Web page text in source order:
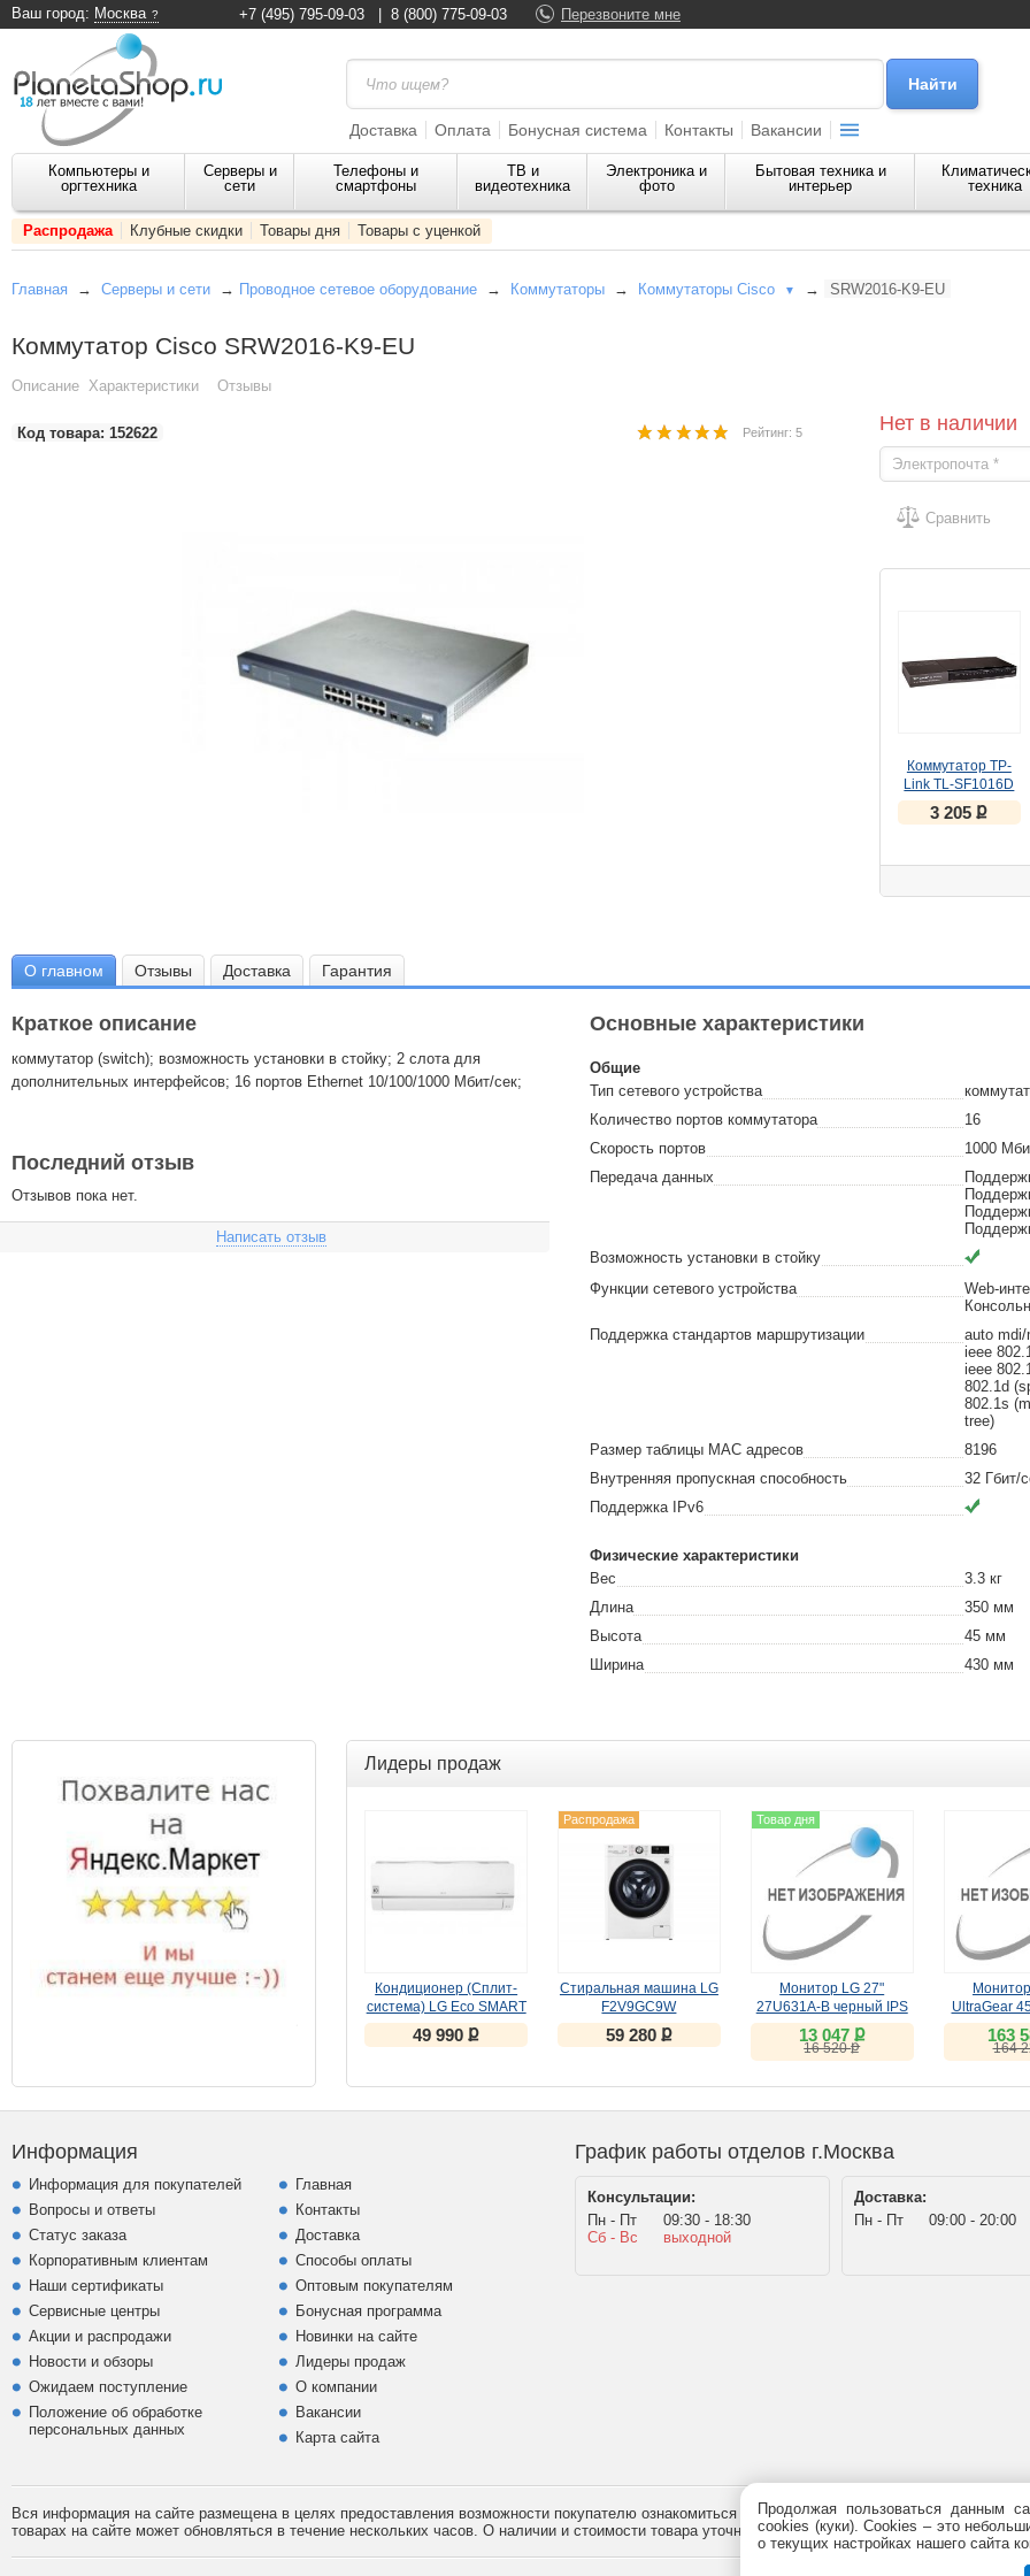
Ваш город: Москва +7 (495) 795-09-03 8 (800) 775-09-03 Перезвоните мне
Доставка Оплата Бонусная система Контакты Вакансии
Компьютеры и
оргтехника
Серверы и
сети
Телефоны и
смартфоны
ТВ и
видеотехника
Электроника и
фото
Бытовая техника и
интерьер
техника
Распродажа Клубные скидки Товары дня Товары с уценкой
Главная → Серверы и сети → Проводное сетевое оборудование → Коммутаторы → Коммутаторы Cisco ▼ → SRW2016-K9-EU
Коммутатор Cisco SRW2016-K9-EU
Описание Характеристики Отзывы
Код товара: 152622 Рейтинг: 5 Нет в наличии
Сравнить
Коммутатор TP-
Link TL-SF1016D
3 205ք
О главном Отзывы Доставка Гарантия
Краткое описание
коммутатор (switch); возможность установки в стойку; 2 слота для
дополнительных интерфейсов; 16 портов Ethernet 10/100/1000 Мбит/сек;
Последний отзыв
Отзывов пока нет.
Написать отзыв
Основные характеристики
Общие
Тип сетевого устройства
Количество портов коммутатора
16
Скорость портов
1000
Передача данных
Возможность установки в стойку
Функции сетевого устройства
Web-
Поддержка стандартов маршрутизации
auto
ieee
ieee
802.1d
802.1s
tree)
Размер таблицы MAC адресов
8196
Внутренняя пропускная способность
32 Гбит/
Поддержка IPv6
Физические характеристики
Вес
3.3 кг
Длина
350 мм
Высота
45 мм
Ширина
430 мм
Лидеры продаж
Кондиционер (Сплит-
система) LG Eco SMART
inverter PC09SQR белый
49 990ք
Распродажа
Стиральная машина LG
F2V9GC9W
59 280 ք
Товар дня
Монитор LG 27"
27U631A-B черный IPS
13 047 ք
16 520ք
UltraGear
(OLED,
WFHD163
164
Информация
Информация для покупателей
Вопросы и ответы
Статус заказа
Корпоративным клиентам
Наши сертификаты
Сервисные центры
Акции и распродажи
Новости и обзоры
Ожидаем поступление
Положение об обработке
персональных данных
Главная
Контакты
Доставка
Способы оплаты
Оптовым покупателям
Бонусная программа
Новинки на сайте
Лидеры продаж
О компании
Вакансии
Карта сайта
График работы отделов г.Москва
Консультации:
Пн - Пт
09:30 - 18:30
Сб - Вс
выходной
Доставка:
Пн - Пт
09:00 - 20:00
Вся информация на сайте размещена в целях предоставления возможности покупателю ознакомиться с товаром перед его приобретением,
товарах на сайте может обновляться в течение нескольких часов. О наличии и стоимости товара уточняйте у менеджера по телефону+7 (495)
Продолжая пользоваться данным
cookies (куки). Сookies – это
о текущих настройках нашего сайта